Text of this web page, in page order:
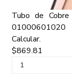
Tubo de
01000601020
Calcular.
$869.81